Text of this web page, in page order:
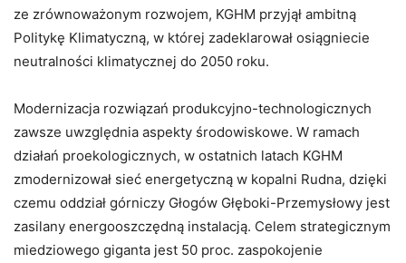
ze zrównoważonym rozwojem, KGHM przyjął ambitną
Politykę Klimatyczną, w której zadeklarował osiągniecie
neutralności klimatycznej do 2050 roku.
Modernizacja rozwiązań produkcyjno-technologicznych
zawsze uwzględnia aspekty środowiskowe. W ramach
działań proekologicznych, w ostatnich latach KGHM
zmodernizował sieć energetyczną w kopalni Rudna, dzięki
czemu oddział górniczy Głogów Głęboki-Przemysłowy jest
zasilany energooszczędną instalacją. Celem strategicznym
miedziowego giganta jest 50 proc. zaspokojenie